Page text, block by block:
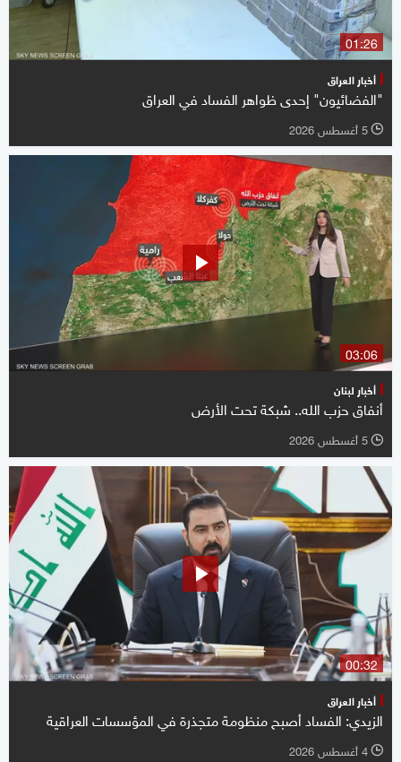
01:26
أخبار العراق
"الفضائيون" إحدى ظواهر الفساد في العراق
l 5 أغسطس 2026
03:06
أخبار لبنان
أنفاق حزب الله.. شبكة تحت الأرض
l 5 أغسطس 2026
00:32
أخبار العراق
الزيدي: الفساد أصبح منظومة متجذرة في المؤسسات العراقية
l 4 أغسطس 2026